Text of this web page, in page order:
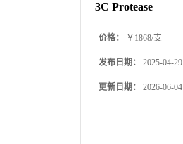
3C Protease
价格： ￥1868/支
发布日期： 2025-04-29
更新日期： 2026-06-04